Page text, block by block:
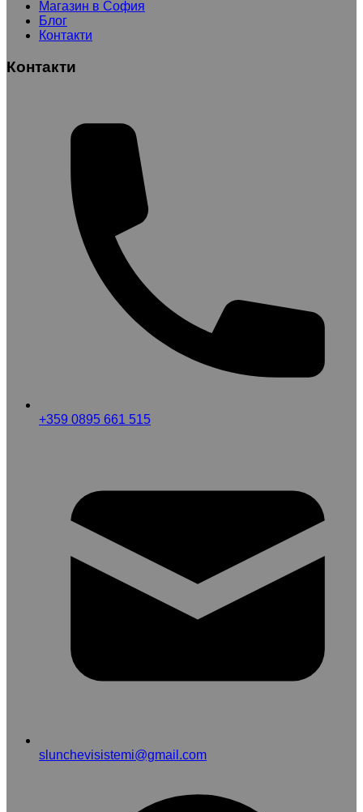
Магазин в София
Блог
Контакти
Контакти
+359 0895 661 515
slunchevisistemi@gmail.com